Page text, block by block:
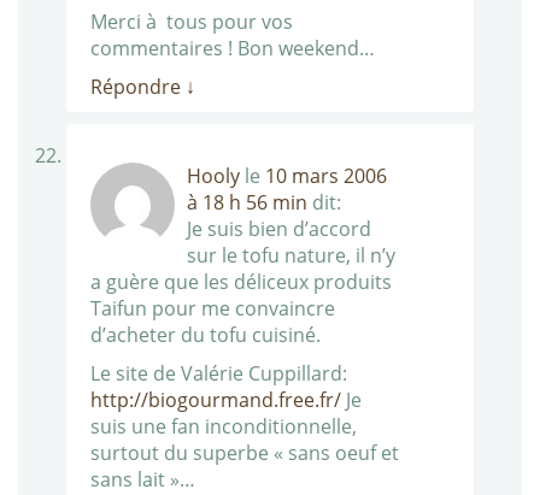
Merci à tous pour vos
commentaires ! Bon weekend…
Répondre ↓
Hooly le 10 mars 2006
à 18 h 56 min dit:
Je suis bien d’accord
sur le tofu nature, il n’y
a guère que les déliceux produits
Taifun pour me convaincre
d’acheter du tofu cuisiné.
Le site de Valérie Cuppillard:
http://biogourmand.free.fr/ Je
suis une fan inconditionnelle,
surtout du superbe « sans oeuf et
sans lait »…